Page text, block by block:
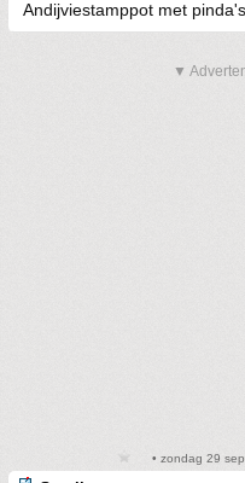
Andijviestamppot met pinda's
▼
• zondag 29